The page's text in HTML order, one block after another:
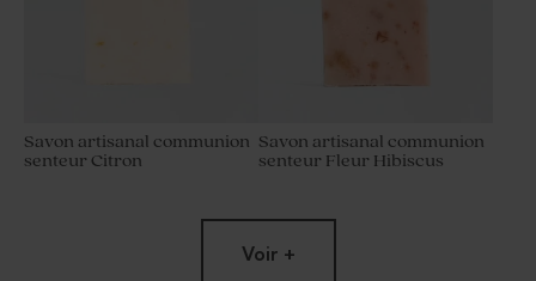
Savon artisanal communion
senteur Citron
Savon artisanal communion
senteur Fleur Hibiscus
Nouveautés
Voir +